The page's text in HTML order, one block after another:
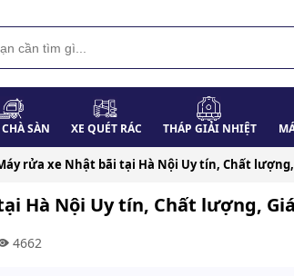
SÀN XE QUÉT RÁC THÁP GIẢI NHIỆT
rửa xe Nhật bãi tại Hà Nội Uy tín, Chất
Hà Nội Uy tín, Chất lượng,
4662